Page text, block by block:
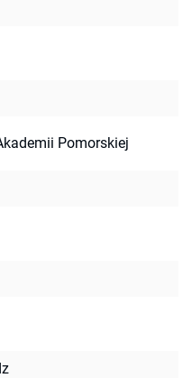
Pomorskiej